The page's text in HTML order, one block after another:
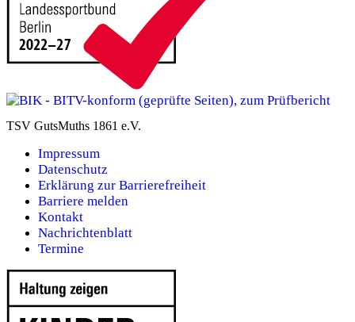
TSV GutsMuths 1861 e.V.
Impressum
Datenschutz
Erklärung zur Barrierefreiheit
Barriere melden
Kontakt
Nachrichtenblatt
Termine